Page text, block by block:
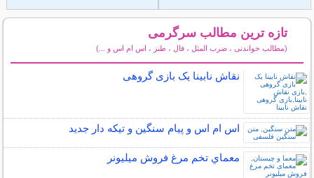
تازه ترین مطالب سرگرمی
(مطالب خواندنی ، ضرب المثل ، فال ، طنز ، اس ام اس و ...)
نقاش نابینا یک بازی گروهی
اس ام اس و پیام سنگین و تیکه دار جدید
معماي تخم مرغ فروش ميليونر